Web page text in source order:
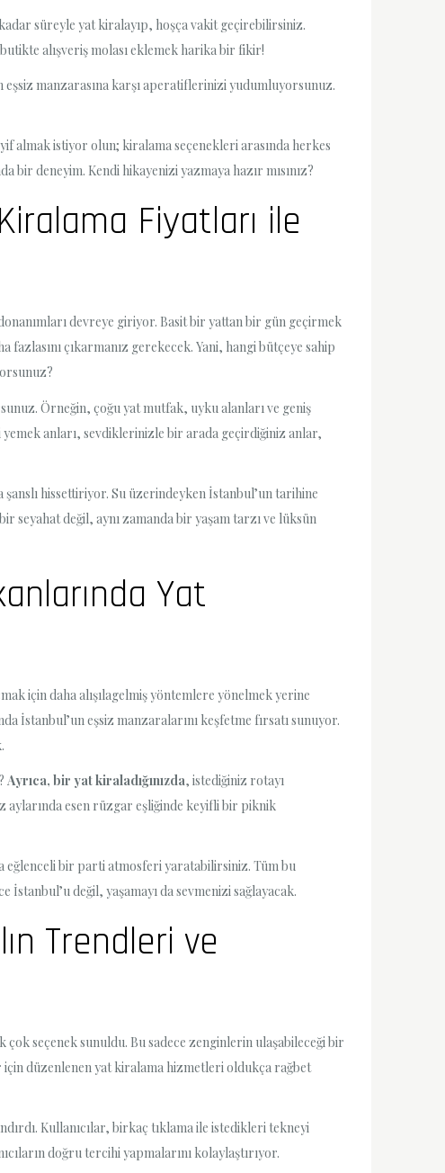
süreyle yat kiralayıp, hoşça vakit geçirebilirsiniz.
alışveriş molası eklemek harika bir fikir!
eşsiz manzarasına karşı aperatiflerinizi yudumluyorsunuz.
almak istiyor olun; kiralama seçenekleri arasında herkes
deneyim. Kendi hikayenizi yazmaya hazır mısınız?
Fiyatları ile
devreye giriyor. Basit bir yattan bir gün geçirmek
çıkarmanız gerekecek. Yani, hangi bütçeye sahip
Örneğin, çoğu yat mutfak, uyku alanları ve geniş
yemek anları, sevdiklerinizle bir arada geçirdiğiniz anlar,
hissettiriyor. Su üzerindeyken İstanbul’un tarihine
seyahat değil, aynı zamanda bir yaşam tarzı ve lüksün
Yat
için daha alışılagelmiş yöntemlere yönelmek yerine
İstanbul’un eşsiz manzaralarını keşfetme fırsatı sunuyor.
Ayrıca, bir yat kiraladığınızda, istediğiniz rotayı
aylarında esen rüzgar eşliğinde keyifli bir piknik
eğlenceli bir parti atmosferi yaratabilirsiniz. Tüm bu
değil, yaşamayı da sevmenizi sağlayacak.
Trendleri ve
seçenek sunuldu. Bu sadece zenginlerin ulaşabileceği bir
düzenlenen yat kiralama hizmetleri oldukça rağbet
Kullanıcılar, birkaç tıklama ile istedikleri tekneyi
doğru tercihi yapmalarını kolaylaştırıyor.